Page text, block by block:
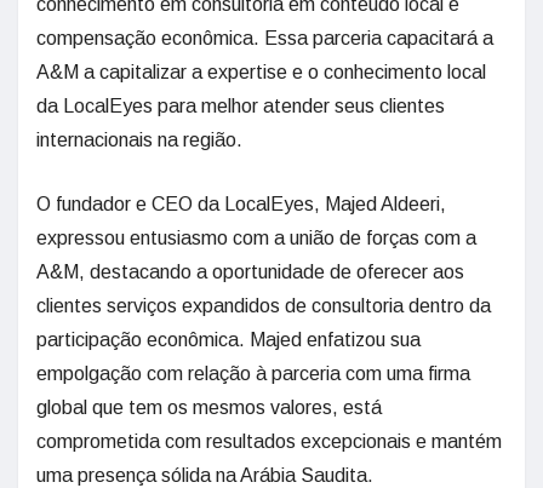
conhecimento em consultoria em conteúdo local e
compensação econômica. Essa parceria capacitará a
A&M a capitalizar a expertise e o conhecimento local
da LocalEyes para melhor atender seus clientes
internacionais na região.
O fundador e CEO da LocalEyes, Majed Aldeeri,
expressou entusiasmo com a união de forças com a
A&M, destacando a oportunidade de oferecer aos
clientes serviços expandidos de consultoria dentro da
participação econômica. Majed enfatizou sua
empolgação com relação à parceria com uma firma
global que tem os mesmos valores, está
comprometida com resultados excepcionais e mantém
uma presença sólida na Arábia Saudita.